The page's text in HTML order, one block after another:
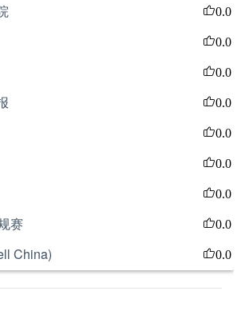
0.0
0.0
0.0
0.0
0.0
0.0
0.0
赛 0.0
China) 0.0